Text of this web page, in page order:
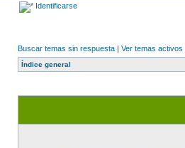
Identificarse
Buscar temas sin respuesta | Ver temas activos
Índice general